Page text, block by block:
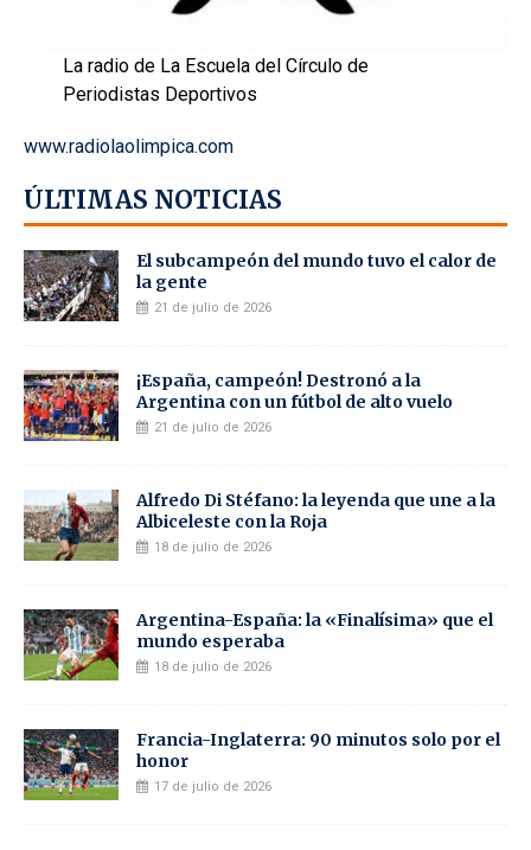
La radio de La Escuela del Círculo de
Periodistas Deportivos
www.radiolaolimpica.com
ÚLTIMAS NOTICIAS
El subcampeón del mundo tuvo el calor de
la gente
21 de julio de 2026
¡España, campeón! Destronó a la
Argentina con un fútbol de alto vuelo
21 de julio de 2026
Alfredo Di Stéfano: la leyenda que une a la
Albiceleste con la Roja
18 de julio de 2026
Argentina-España: la «Finalísima» que el
mundo esperaba
18 de julio de 2026
Francia-Inglaterra: 90 minutos solo por el
honor
17 de julio de 2026